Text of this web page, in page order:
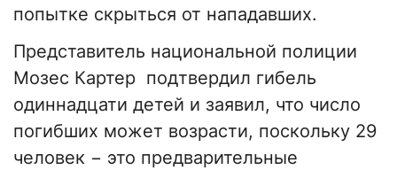
попытке скрыться от нападавших.
Представитель национальной полиции
Мозес Картер подтвердил гибель
одиннадцати детей и заявил, что число
погибших может возрасти, поскольку 29
человек − это предварительные